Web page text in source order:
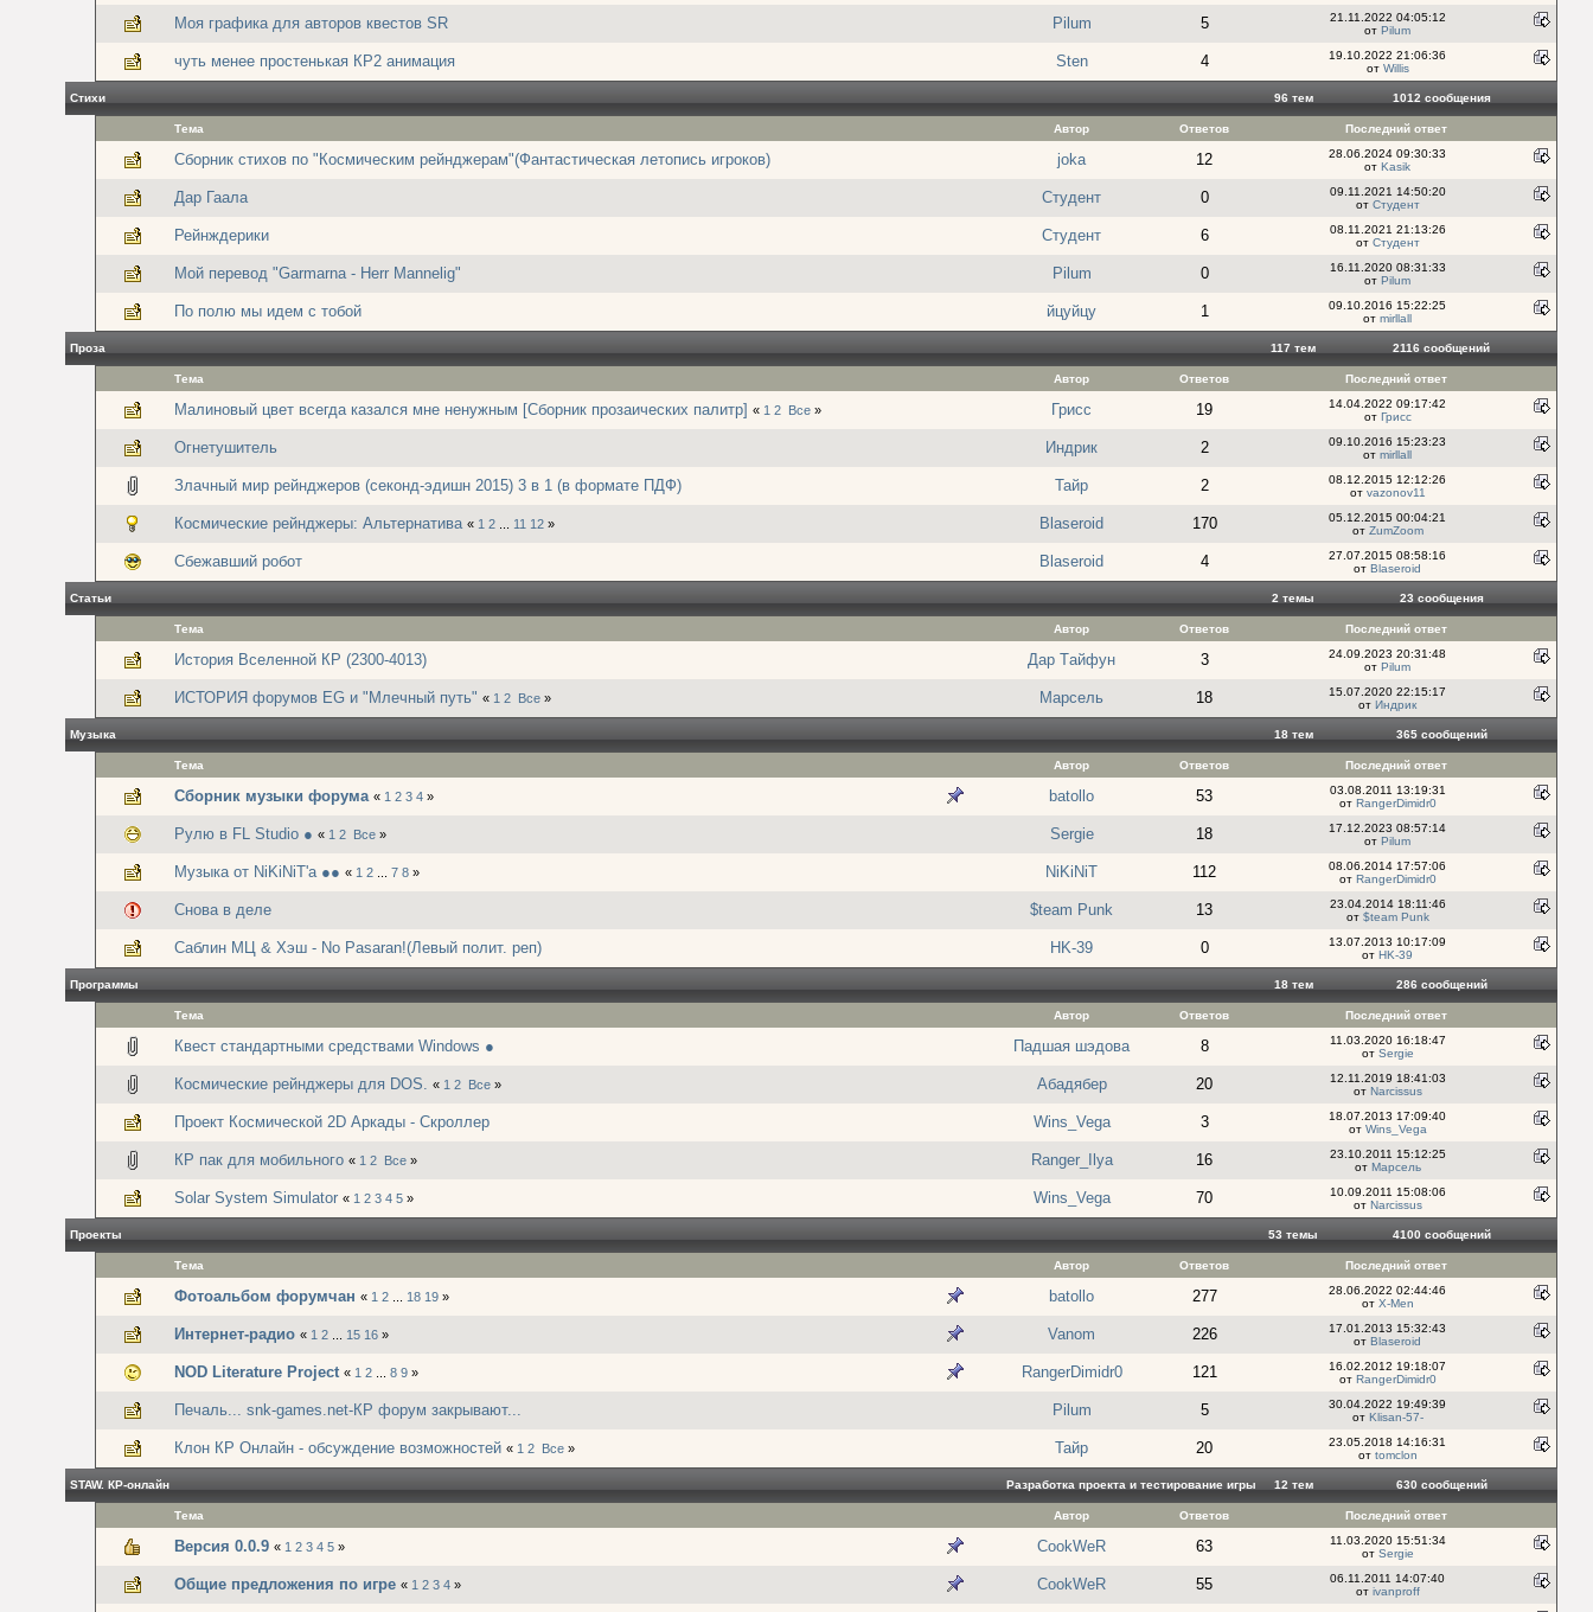
Моя графика для авторов квестов SR Pilum 5
21.11.2022 04:05:12
от Pilum
чуть менее простенькая КР2 анимация Sten 4
19.10.2022 21:06:36
от Willis
1012 cообщения
96 тем
Стихи
Тема Автор Ответов Последний ответ
Сборник стихов по "Космическим рейнджерам"(Фантастическая летопись игроков) joka 12
28.06.2024 09:30:33
от Kasik
Дар Гаала Студент 0
09.11.2021 14:50:20
от Студент
Рейнждерики Студент 6
08.11.2021 21:13:26
от Студент
Мой перевод "Garmarna - Herr Mannelig" Pilum 0
16.11.2020 08:31:33
от Pilum
По полю мы идем с тобой йцуйцу 1
09.10.2016 15:22:25
от mirllall
2116 cообщений
117 тем
Проза
Тема Автор Ответов Последний ответ
Малиновый цвет всегда казался мне ненужным [Сборник прозаических палитр] « 1 2 Все » Грисс 19
14.04.2022 09:17:42
от Грисс
Огнетушитель Индрик 2
09.10.2016 15:23:23
от mirllall
Злачный мир рейнджеров (секонд-эдишн 2015) 3 в 1 (в формате ПДФ) Тайр 2
08.12.2015 12:12:26
от vazonov11
Космические рейнджеры: Альтернатива « 1 2 11 12 » Blaseroid 170
05.12.2015 00:04:21
от ZumZoom
Сбежавший робот Blaseroid 4
27.07.2015 08:58:16
от Blaseroid
23 cообщения
2 темы
Статьи
Тема Автор Ответов Последний ответ
История Вселенной КР (2300-4013) Дар Tайфун 3
24.09.2023 20:31:48
от Pilum
ИСТОРИЯ форумов EG и "Млечный путь" « 1 2 Все » Марсель 18
15.07.2020 22:15:17
от Индрик
365 cообщений
18 тем
Музыка
Тема Автор Ответов Последний ответ
Сборник музыки форума « 1 2 3 4 » batollo 53
03.08.2011 13:19:31
от RangerDimidr0
Рулю в FL Studio ● « 1 2 Все » Sergie 18
17.12.2023 08:57:14
от Pilum
Музыка от NiKiNiT'а ●● « 1 2 7 8 » NiKiNiT 112
08.06.2014 17:57:06
от RangerDimidr0
Снова в деле $team Punk 13
23.04.2014 18:11:46
от $team Punk
Саблин МЦ & Хэш - No Pasaran!(Левый полит. реп) HK-39 0
13.07.2013 10:17:09
от HK-39
286 cообщений
18 тем
Программы
Тема Автор Ответов Последний ответ
Квест стандартными средствами Windows ● Падшая шэдова 8
11.03.2020 16:18:47
от Sergie
Космические рейнджеры для DOS. « 1 2 Все » Абадябер 20
12.11.2019 18:41:03
от Narcissus
Проект Космической 2D Аркады - Скроллер Wins_Vega 3
18.07.2013 17:09:40
от Wins_Vega
КР пак для мобильного « 1 2 Все » Ranger_Ilya 16
23.10.2011 15:12:25
от Марсель
Solar System Simulator « 1 2 3 4 5 » Wins_Vega 70
10.09.2011 15:08:06
от Narcissus
4100 cообщений
53 темы
Проекты
Тема Автор Ответов Последний ответ
Фотоальбом форумчан « 1 2 18 19 » batollo 277
28.06.2022 02:44:46
от X-Men
Интернет-радио « 1 2 15 16 » Vanom 226
17.01.2013 15:32:43
от Blaseroid
NOD Literature Project « 1 2 8 9 » RangerDimidr0 121
16.02.2012 19:18:07
от RangerDimidr0
Печаль... snk-games.net-КР форум закрывают... Pilum 5
30.04.2022 19:49:39
от Klisan-57-
Клон КР Онлайн - обсуждение возможностей « 1 2 Все » Тайр 20
23.05.2018 14:16:31
от tomclon
630 cообщений
12 тем
Разработка проекта и тестирование игры
STAW. КР-онлайн
Тема Автор Ответов Последний ответ
Версия 0.0.9 « 1 2 3 4 5 » CookWeR 63
11.03.2020 15:51:34
от Sergie
Общие предложения по игре « 1 2 3 4 » CookWeR 55
06.11.2011 14:07:40
от ivanproff